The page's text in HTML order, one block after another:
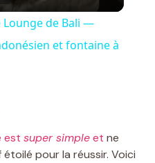
i
o
Lounge de Bali —
et fontaine à
est super simpleet ne
pour la réussir. Voici